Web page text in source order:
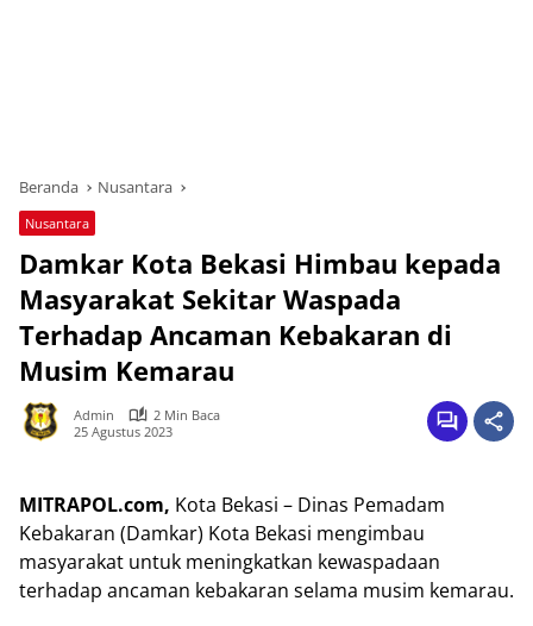
Beranda Nusantara
Nusantara
Damkar Kota Bekasi Himbau kepada
Masyarakat Sekitar Waspada
Terhadap Ancaman Kebakaran di
Musim Kemarau
Admin
2 Min Baca
25 Agustus 2023
MITRAPOL.com, Kota Bekasi – Dinas Pemadam
Kebakaran (Damkar) Kota Bekasi mengimbau
masyarakat untuk meningkatkan kewaspadaan
terhadap ancaman kebakaran selama musim kemarau.